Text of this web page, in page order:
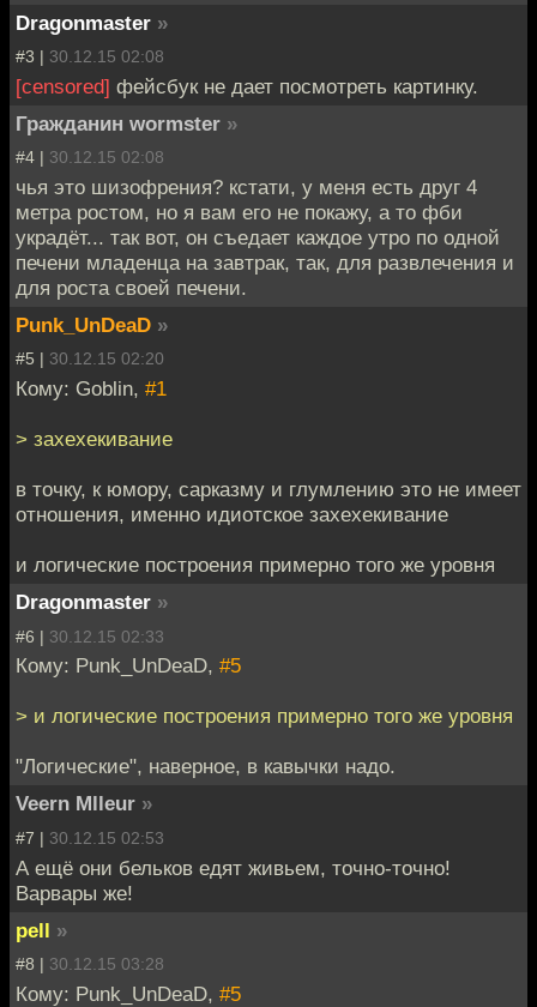
Dragonmaster »
#3 | 30.12.15 02:08
[censored] фейсбук не дает посмотреть картинку.
Гражданин wormster »
#4 | 30.12.15 02:08
чья это шизофрения? кстати, у меня есть друг 4
метра ростом, но я вам его не покажу, а то фби
украдёт... так вот, он съедает каждое утро по одной
печени младенца на завтрак, так, для развлечения и
для роста своей печени.
Punk_UnDeaD »
#5 | 30.12.15 02:20
Кому: Goblin, #1
> захехекивание
в точку, к юмору, сарказму и глумлению это не имеет
отношения, именно идиотское захехекивание
и логические построения примерно того же уровня
Dragonmaster »
#6 | 30.12.15 02:33
Кому: Punk_UnDeaD, #5
> и логические построения примерно того же уровня
"Логические", наверное, в кавычки надо.
Veern Mlleur »
#7 | 30.12.15 02:53
А ещё они бельков едят живьем, точно-точно!
Варвары же!
pell »
#8 | 30.12.15 03:28
Кому: Punk_UnDeaD, #5